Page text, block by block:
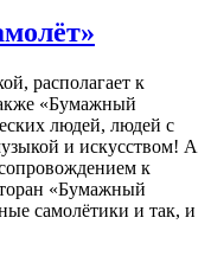
располагает к
«Бумажный
людей, людей с
и искусством! А
к
«Бумажный
самолётики и так, и